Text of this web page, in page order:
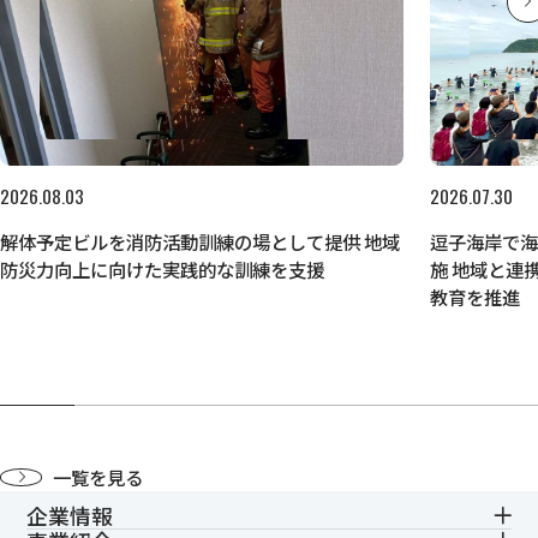
2026.08.03
解体予定ビルを消防活動訓練の場として提供 地域
防災力向上に向けた実践的な訓練を支援
2026.07.30
逗子海岸で
施 地域と連
教育を推進
一覧を見る
企業情報